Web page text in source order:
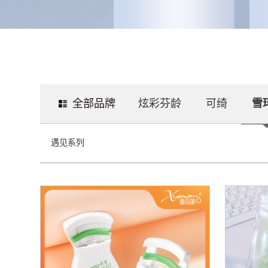
全部品牌 炫彩芬龄 可绮 雪
遇见系列